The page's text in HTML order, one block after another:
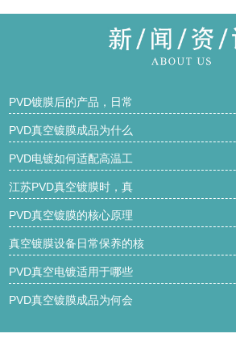
PVD镀膜后的产品，日常
PVD真空镀膜成品为什么
PVD电镀如何适配高温工
江苏PVD真空镀膜时，真
PVD真空镀膜的核心原理
真空镀膜设备日常保养的核
PVD真空电镀适用于哪些
PVD真空镀膜成品为何会